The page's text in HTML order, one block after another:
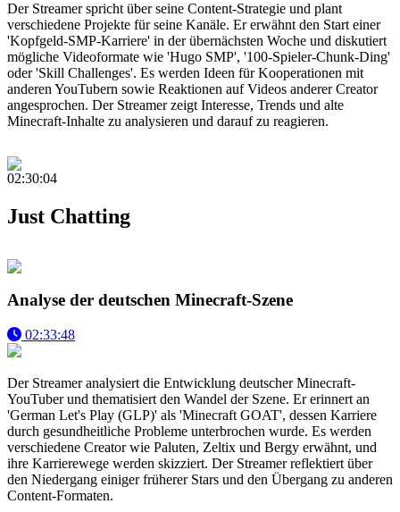
Der Streamer spricht über seine Content-Strategie und plant
verschiedene Projekte für seine Kanäle. Er erwähnt den Start einer
'Kopfgeld-SMP-Karriere' in der übernächsten Woche und diskutiert
mögliche Videoformate wie 'Hugo SMP', '100-Spieler-Chunk-Ding'
oder 'Skill Challenges'. Es werden Ideen für Kooperationen mit
anderen YouTubern sowie Reaktionen auf Videos anderer Creator
angesprochen. Der Streamer zeigt Interesse, Trends und alte
Minecraft-Inhalte zu analysieren und darauf zu reagieren.
02:30:04
Just Chatting
Analyse der deutschen Minecraft-Szene
02:33:48
Der Streamer analysiert die Entwicklung deutscher Minecraft-
YouTuber und thematisiert den Wandel der Szene. Er erinnert an
'German Let's Play (GLP)' als 'Minecraft GOAT', dessen Karriere
durch gesundheitliche Probleme unterbrochen wurde. Es werden
verschiedene Creator wie Paluten, Zeltix und Bergy erwähnt, und
ihre Karrierewege werden skizziert. Der Streamer reflektiert über
den Niedergang einiger früherer Stars und den Übergang zu anderen
Content-Formaten.